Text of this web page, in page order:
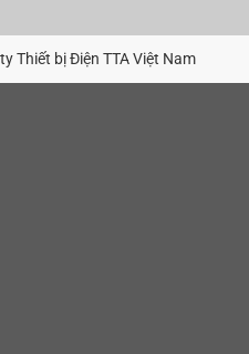
Thiết bị Điện TTA Việt Nam